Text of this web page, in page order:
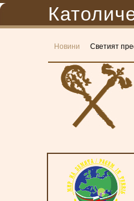
Новини Светият